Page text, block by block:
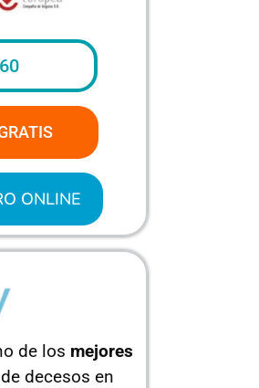
ONLINE
de los mejores
decesos en